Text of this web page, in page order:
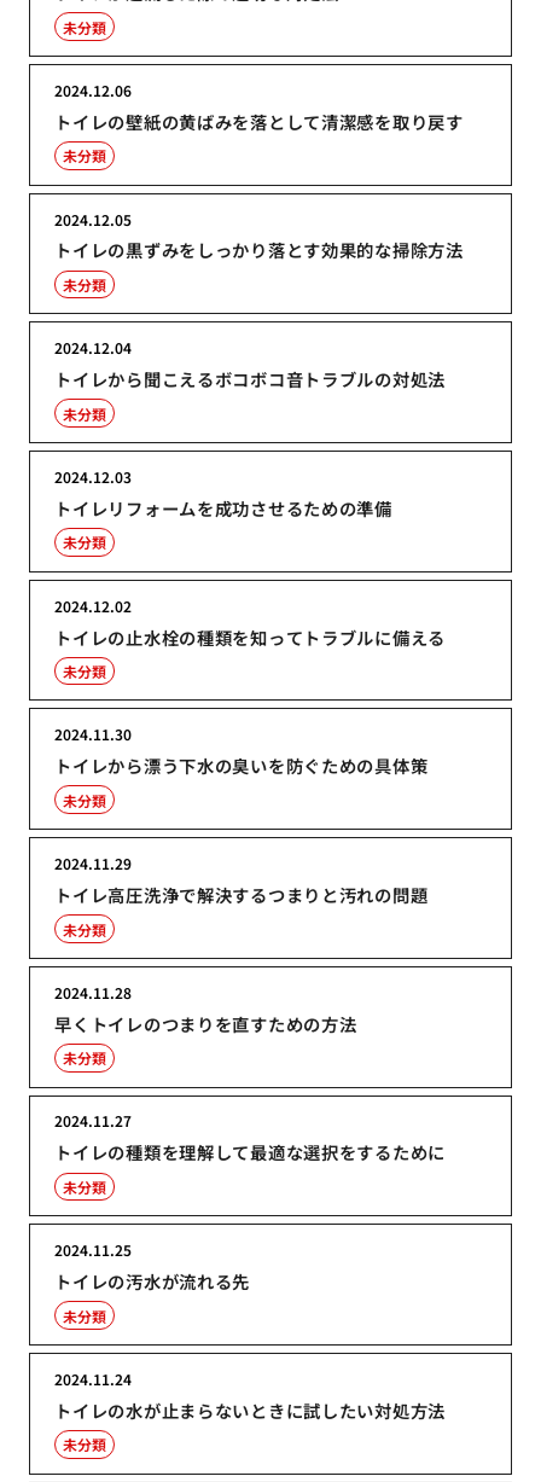
未分類
トイレの壁紙の黄ばみを落として清潔感を取り戻す
2024.12.06
未分類
トイレの黒ずみをしっかり落とす効果的な掃除方法
2024.12.05
未分類
トイレから聞こえるボコボコ音トラブルの対処法
2024.12.04
未分類
トイレリフォームを成功させるための準備
2024.12.03
未分類
トイレの止水栓の種類を知ってトラブルに備える
2024.12.02
未分類
トイレから漂う下水の臭いを防ぐための具体策
2024.11.30
未分類
トイレ高圧洗浄で解決するつまりと汚れの問題
2024.11.29
未分類
早くトイレのつまりを直すための方法
2024.11.28
未分類
トイレの種類を理解して最適な選択をするために
2024.11.27
未分類
トイレの汚水が流れる先
2024.11.25
未分類
トイレの水が止まらないときに試したい対処方法
2024.11.24
未分類